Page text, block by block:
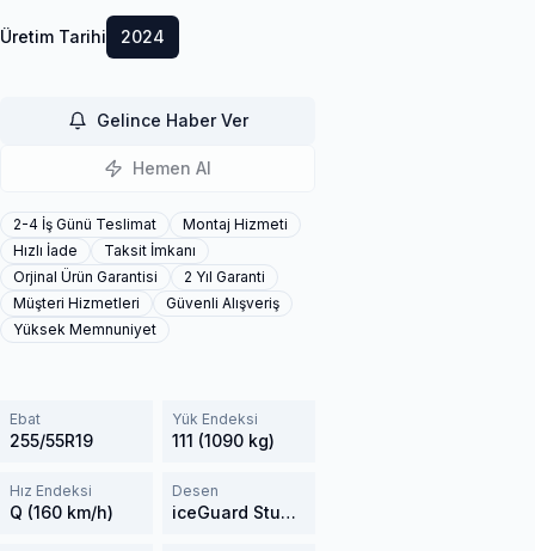
Üretim Tarihi 2024
Gelince Haber Ver
Hemen Al
2-4 İş Günü Teslimat
Montaj Hizmeti
Hızlı İade
Taksit İmkanı
Orjinal Ürün Garantisi
2 Yıl Garanti
Müşteri Hizmetleri
Güvenli Alışveriş
Yüksek Memnuniyet
Ebat
255/55R19
Yük Endeksi
111 (1090 kg)
Hız Endeksi
Q (160 km/h)
Desen
iceGuard Studless G075